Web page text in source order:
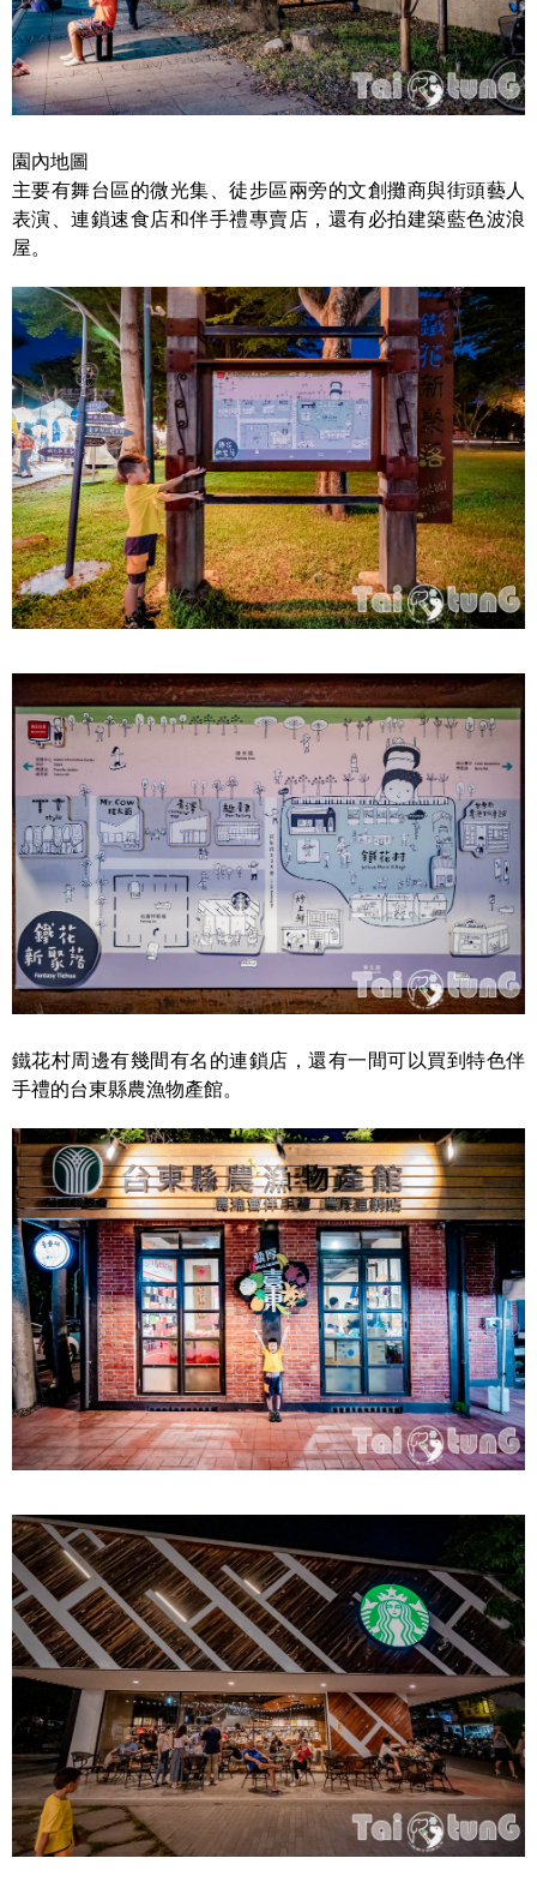
園內地圖
主要有舞台區的微光集、徒步區兩旁的文創攤商與街頭藝人
表演、連鎖速食店和伴手禮專賣店，還有必拍建築藍色波浪
屋。
鐵花村周邊有幾間有名的連鎖店，還有一間可以買到特色伴
手禮的台東縣農漁物產館。